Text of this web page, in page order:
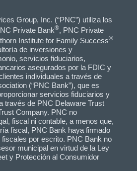
Group, Inc. (“PNC”) utiliza los
Private Bank®, PNC Private
Institute for Family Success®
de inversiones y
servicios fiduciarios,
asegurados por la FDIC y
individuales a través de
(“PNC Bank”), que es
servicios fiduciarios y
través de PNC Delaware Trust
Company. PNC no
fiscal ni contable, a menos que,
fiscal, PNC Bank haya firmado
por escrito. PNC Bank no
municipal en virtud de la Ley
y Protección al Consumidor